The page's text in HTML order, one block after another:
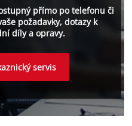
přímo po telefonu či
požadavky, dotazy k
díly a opravy.
servis